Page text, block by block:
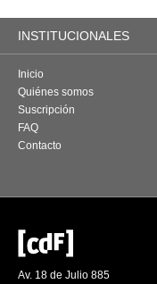
INSTITUCIONALES
Inicio
Quiénes somos
Suscripción
FAQ
Contacto
Av. 18 de Julio 885